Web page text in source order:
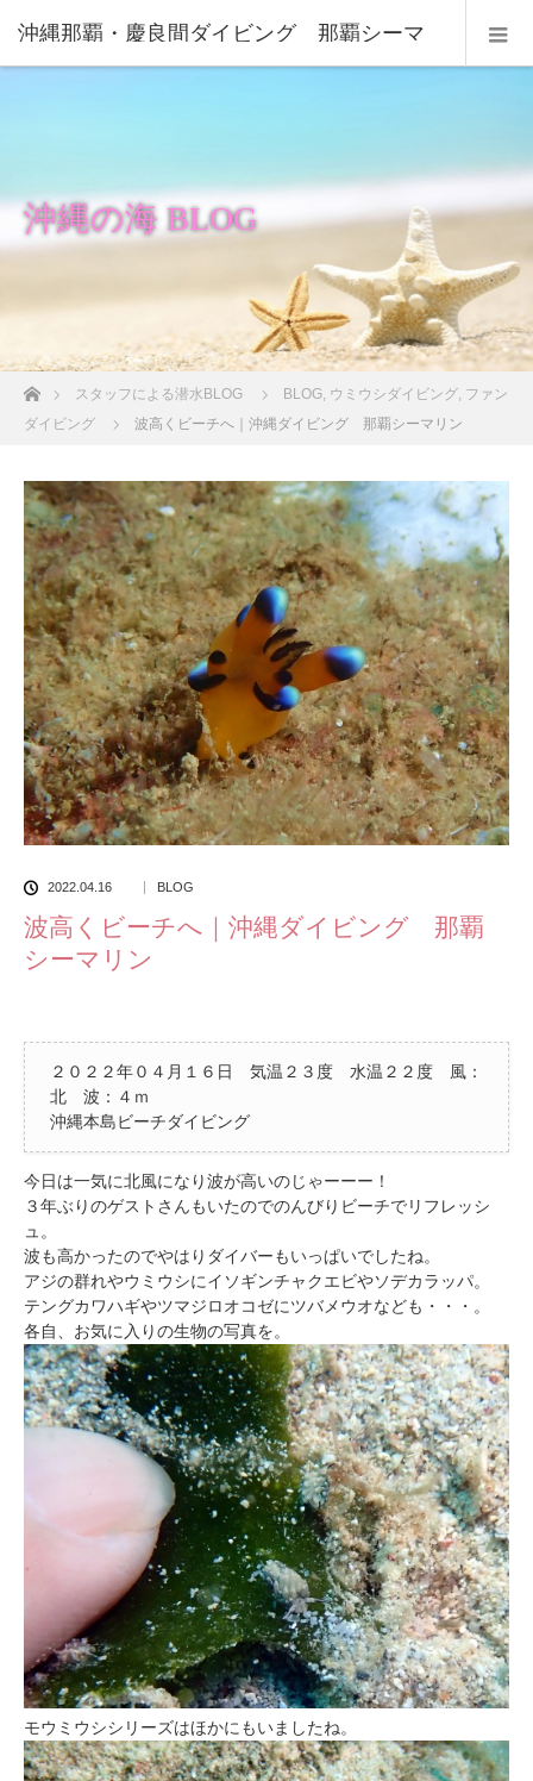
沖縄那覇・慶良間ダイビング 那覇シーマ
沖縄の海 BLOG
ホームスタッフによる潜水BLOG BLOG, ウミウシダイビング, ファン
ダイビング
波高くビーチへ｜沖縄ダイビング 那覇シーマリン
2022.04.16 BLOG
波高くビーチへ｜沖縄ダイビング 那覇
シーマリン
２０２２年０４月１６日 気温２３度 水温２２度 風：
北 波：４ｍ
沖縄本島ビーチダイビング
今日は一気に北風になり波が高いのじゃーーー！
３年ぶりのゲストさんもいたのでのんびりビーチでリフレッシ
ュ。
波も高かったのでやはりダイバーもいっぱいでしたね。
アジの群れやウミウシにイソギンチャクエビやソデカラッパ。
テングカワハギやツマジロオコゼにツバメウオなども・・・。
各自、お気に入りの生物の写真を。
モウミウシシリーズはほかにもいましたね。